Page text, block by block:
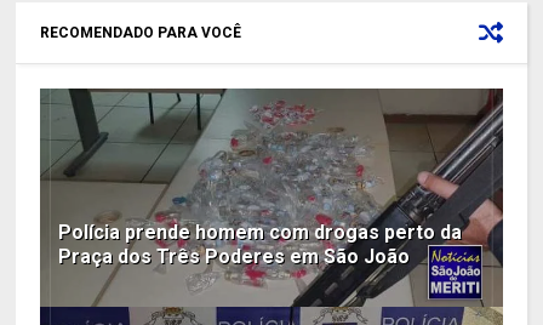
RECOMENDADO PARA VOCÊ
Polícia prende homem com drogas perto da
Praça dos Três Poderes em São João